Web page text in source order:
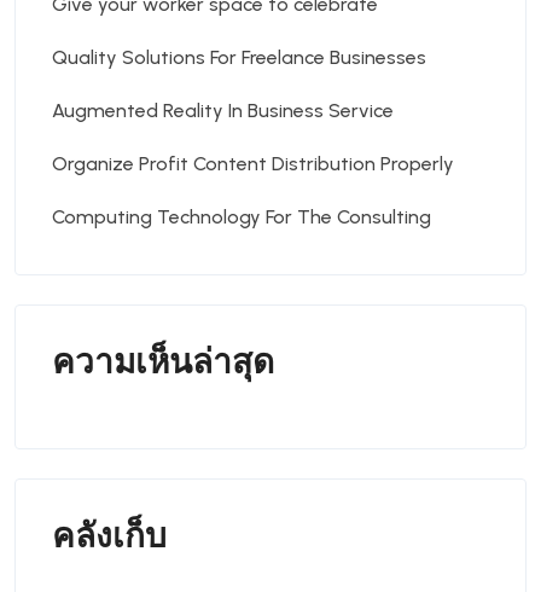
Quality Solutions For Freelance Businesses
Augmented Reality In Business Service
Organize Profit Content Distribution Properly
Computing Technology For The Consulting
ความเห็นล่าสุด
คลังเก็บ